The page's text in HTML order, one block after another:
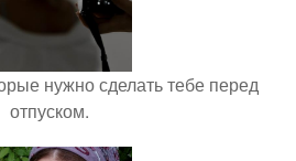
нужно сделать тебе перед
отпуском.